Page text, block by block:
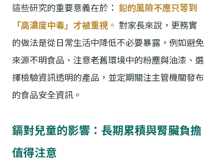
這些研究的重要意義在於： 鉛的風險不應只等到
「高濃度中毒」才被重視。 對家長來說，更務實
的做法是從日常生活中降低不必要暴露，例如避免
來源不明食品、注意老舊環境中的粉塵與油漆、選
擇檢驗資訊透明的產品，並定期關注主管機關發布
的食品安全資訊。
鎘對兒童的影響：長期累積與腎臟負擔
值得注意